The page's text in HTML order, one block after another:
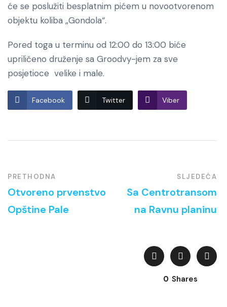
će se poslužiti besplatnim pićem u novootvorenom
objektu koliba „Gondola“.
Pored toga u terminu od 12:00 do 13:00 biće
upriličeno druženje sa Groodvy-jem za sve
posjetioce velike i male.
Facebook Twitter Viber
PRETHODNA
Otvoreno prvenstvo
Opštine Pale
SLJEDEĆA
Sa Centrotransom
na Ravnu planinu
0 Shares